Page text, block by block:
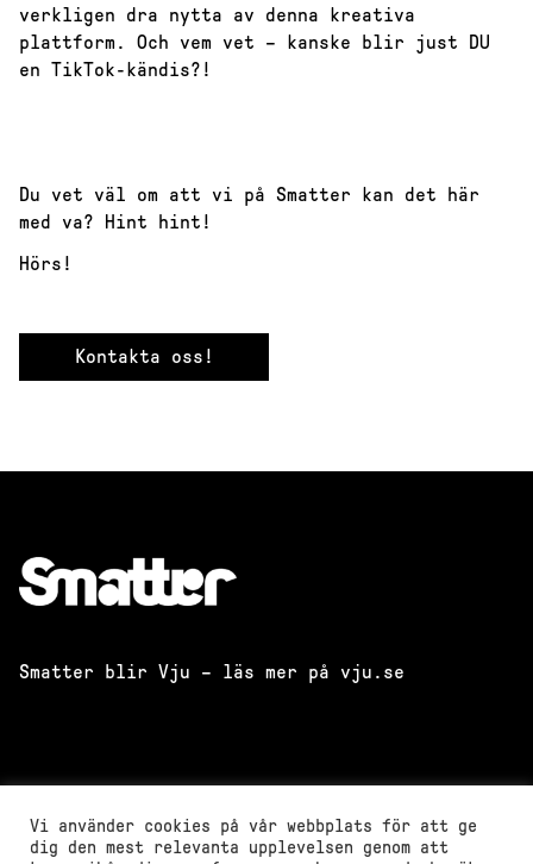
verkligen dra nytta av denna kreativa
plattform. Och vem vet – kanske blir just DU
en TikTok-kändis?!
Du vet väl om att vi på Smatter kan det här
med va? Hint hint!
Hörs!
Kontakta oss!
Smatter blir Vju – läs mer på vju.se
Vi använder cookies på vår webbplats för att ge
dig den mest relevanta upplevelsen genom att